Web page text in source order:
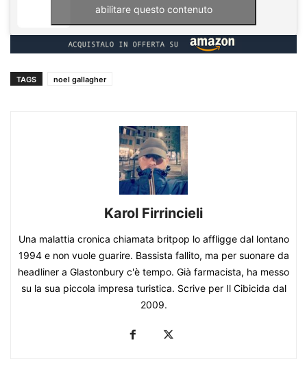
abilitare questo contenuto
TAGS noel gallagher
Karol Firrincieli
Una malattia cronica chiamata britpop lo affligge dal lontano
1994 e non vuole guarire. Bassista fallito, ma per suonare da
headliner a Glastonbury c'è tempo. Già farmacista, ha messo
su la sua piccola impresa turistica. Scrive per Il Cibicida dal
2009.